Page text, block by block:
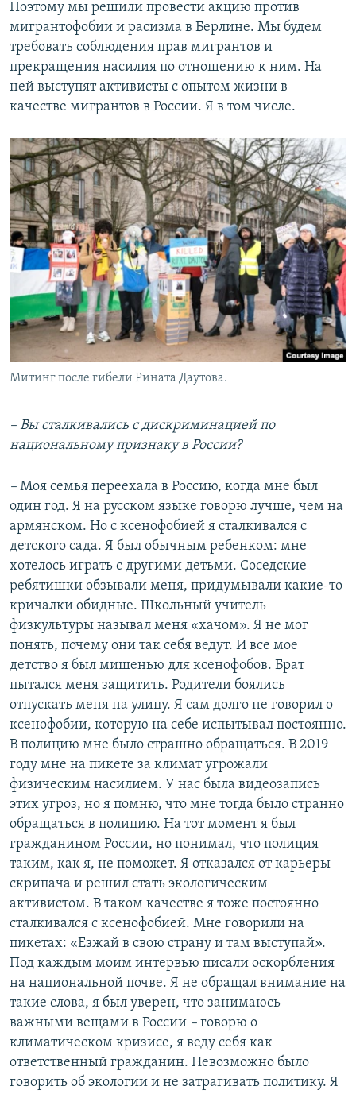
Поэтому мы решили провести акцию против
мигрантофобии и расизма в Берлине. Мы будем
требовать соблюдения прав мигрантов и
прекращения насилия по отношению к ним. На
ней выступят активисты с опытом жизни в
качестве мигрантов в России. Я в том числе.
Митинг после гибели Рината Даутова.
– Вы сталкивались с дискриминацией по
национальному признаку в России?
– Моя семья переехала в Россию, когда мне был
один год. Я на русском языке говорю лучше, чем на
армянском. Но с ксенофобией я сталкивался с
детского сада. Я был обычным ребенком: мне
хотелось играть с другими детьми. Соседские
ребятишки обзывали меня, придумывали какие-то
кричалки обидные. Школьный учитель
физкультуры называл меня «хачом». Я не мог
понять, почему они так себя ведут. И все мое
детство я был мишенью для ксенофобов. Брат
пытался меня защитить. Родители боялись
отпускать меня на улицу. Я сам долго не говорил о
ксенофобии, которую на себе испытывал постоянно.
В полицию мне было страшно обращаться. В 2019
году мне на пикете за климат угрожали
физическим насилием. У нас была видеозапись
этих угроз, но я помню, что мне тогда было странно
обращаться в полицию. На тот момент я был
гражданином России, но понимал, что полиция
таким, как я, не поможет. Я отказался от карьеры
скрипача и решил стать экологическим
активистом. В таком качестве я тоже постоянно
сталкивался с ксенофобией. Мне говорили на
пикетах: «Езжай в свою страну и там выступай».
Под каждым моим интервью писали оскорбления
на национальной почве. Я не обращал внимание на
такие слова, я был уверен, что занимаюсь
важными вещами в России – говорю о
климатическом кризисе, я веду себя как
ответственный гражданин. Невозможно было
говорить об экологии и не затрагивать политику. Я